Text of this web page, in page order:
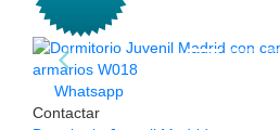
Whatsapp
Contactar